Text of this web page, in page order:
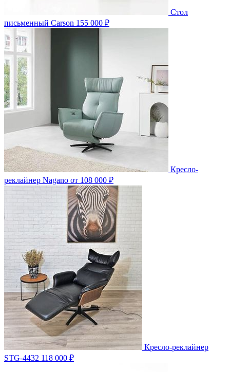
Стол
письменный Carson 155 000 ₽
Кресло-
реклайнер Nagano от 108 000 ₽
Кресло-реклайнер
STG-4432 118 000 ₽